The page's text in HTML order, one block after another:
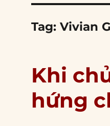
Tag:Vivian
Khi
hứng